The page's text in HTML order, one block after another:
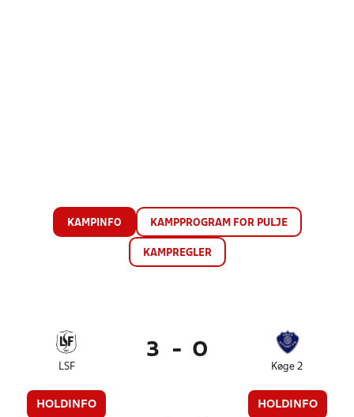
KAMPINFO KAMPPROGRAM FOR PULJE
KAMPREGLER
LSF
HOLDINFO
3 - 0
Køge 2
HOLDINFO